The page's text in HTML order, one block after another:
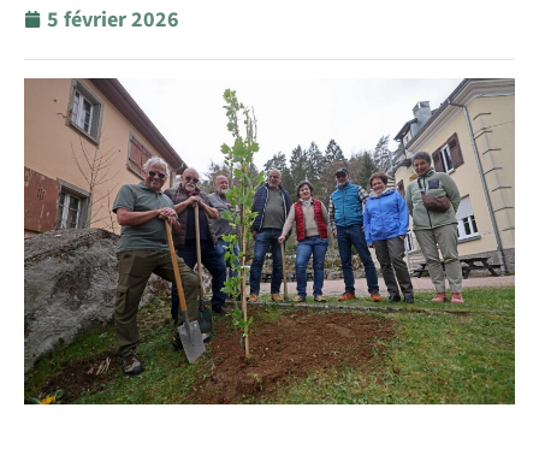
5 février 2026